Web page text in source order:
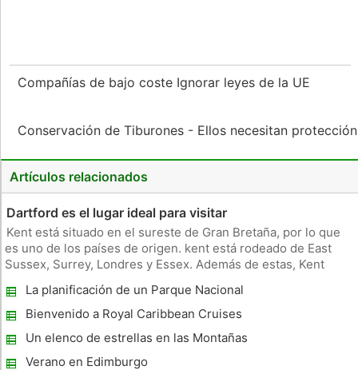
Compañías de bajo coste Ignorar leyes de la UE
Conservación de Tiburones - Ellos necesitan
Artículos relacionados
Dartford es el lugar ideal para visitar
Kent está situado en el sureste de Gran Bretaña, por lo que
es uno de los países de origen. kent está rodeado de East
Sussex, Surrey, Londres y Essex. Además de estas, Kent
túnel del canal. Maidstone es la capital del condado de Kent y
Cant
La planificación de un Parque Nacional
Visita
Bienvenido a Royal Caribbean Cruises
Un elenco de estrellas en las Montañas
Humeantes (tipo de)
Verano en Edimburgo